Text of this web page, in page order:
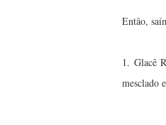
Então,
1. Glacê
mesclado